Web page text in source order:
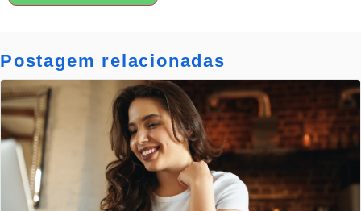
Postagem relacionadas